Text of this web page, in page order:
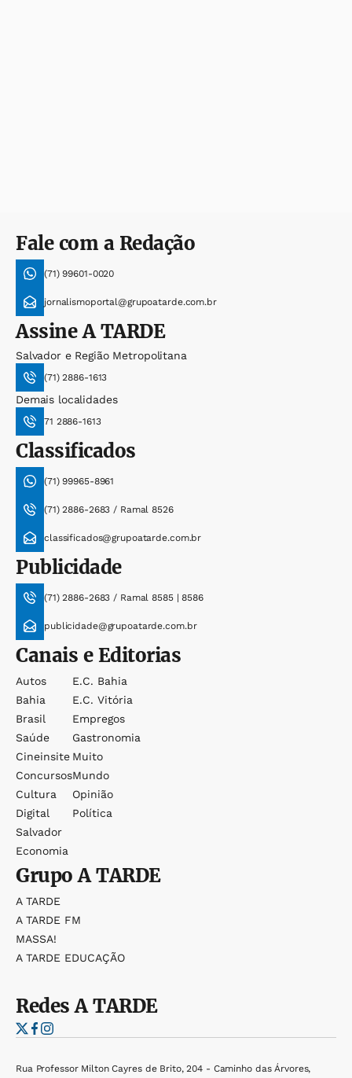
Fale com a Redação
(71) 99601-0020
jornalismoportal@grupoatarde.com.br
AssineA TARDE
Salvador e Região Metropolitana
(71) 2886-1613
Demais localidades
71 2886-1613
Classificados
(71) 99965-8961
(71) 2886-2683 / Ramal 8526
classificados@grupoatarde.com.br
Publicidade
(71) 2886-2683 / Ramal 8585 | 8586
publicidade@grupoatarde.com.br
Canais e Editorias
Autos
Bahia
Brasil
Saúde
Cineinsite
Concursos
Cultura
Digital
Salvador
Economia
E.c. Bahia
E.c. Vitória
Empregos
Gastronomia
Muito
Mundo
Opinião
Política
GrupoA TARDE
A TARDE
A TARDE FM
MASSA!
A TARDE EDUCAÇÃO
RedesA TARDE
Rua Professor Milton Cayres de Brito, 204 - Caminho das Árvores,